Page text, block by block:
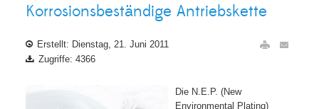
Korrosionsbeständige Antriebskette
Erstellt: Dienstag, 21. Juni 2011
Zugriffe: 4366
Die N.E.P. (New
Environmental Plating)